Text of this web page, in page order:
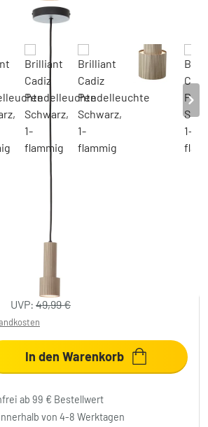
Schwarz, 1-
UVP: 49,99 €
In den Warenkorb
ab 99 € Bestellwert
von 4-8 Werktagen